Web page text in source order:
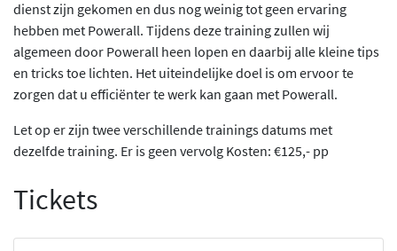
dienst zijn gekomen en dus nog weinig tot geen ervaring
hebben met Powerall. Tijdens deze training zullen wij
algemeen door Powerall heen lopen en daarbij alle kleine tips
en tricks toe lichten. Het uiteindelijke doel is om ervoor te
zorgen dat u efficiënter te werk kan gaan met Powerall.
Let op er zijn twee verschillende trainings datums met
dezelfde training. Er is geen vervolg Kosten: €125,- pp
Tickets